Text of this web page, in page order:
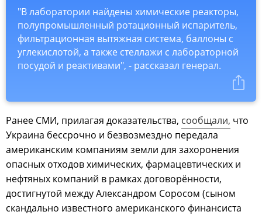
"В лаборатории найдены химические реакторы,
полупромышленный ротационный испаритель,
фильтрационная вытяжная система, баллоны с
углекислотой, а также стеллажи с лабораторной
посудой и реактивами", - рассказал генерал.
Ранее СМИ, прилагая доказательства, сообщали, что
Украина бессрочно и безвозмездно передала
американским компаниям земли для захоронения
опасных отходов химических, фармацевтических и
нефтяных компаний в рамках договорённости,
достигнутой между Александром Соросом (сыном
скандально известного американского финансиста